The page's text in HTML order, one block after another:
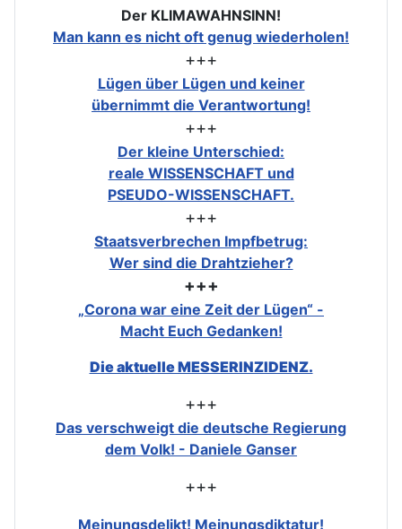
Der KLIMAWAHNSINN!
Man kann es nicht oft genug wiederholen!
+++
Lügen über Lügen und keiner
übernimmt die Verantwortung!
+++
Der kleine Unterschied:
reale WISSENSCHAFT und
PSEUDO-WISSENSCHAFT.
+++
Staatsverbrechen Impfbetrug:
Wer sind die Drahtzieher?
+++
„Corona war eine Zeit der Lügen“ -
Macht Euch Gedanken!
Die aktuelle MESSERINZIDENZ.
+++
Das verschweigt die deutsche Regierung
dem Volk! - Daniele Ganser
+++
Meinungsdelikt! Meinungsdiktatur!